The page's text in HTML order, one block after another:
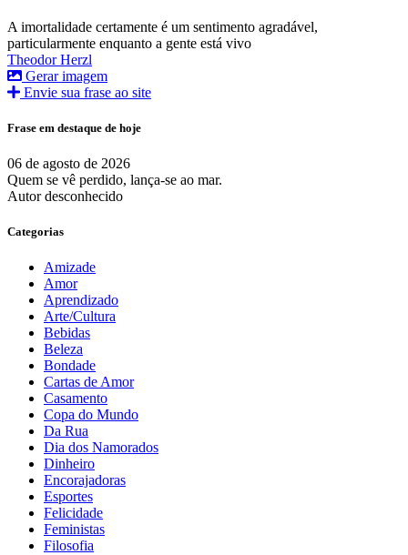
A imortalidade certamente é um sentimento agradável,
particularmente enquanto a gente está vivo
Theodor Herzl
Gerar imagem
Envie sua frase ao site
Frase em destaque de hoje
06 de agosto de 2026
Quem se vê perdido, lança-se ao mar.
Autor desconhecido
Categorias
Amizade
Amor
Aprendizado
Arte/Cultura
Bebidas
Beleza
Bondade
Cartas de Amor
Casamento
Copa do Mundo
Da Rua
Dia dos Namorados
Dinheiro
Encorajadoras
Esportes
Felicidade
Feministas
Filosofia